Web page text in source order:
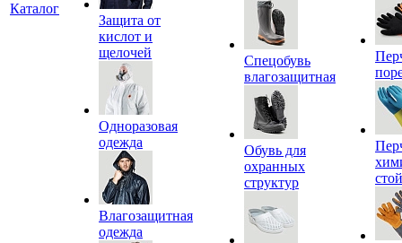
Каталог
Защита от
кислот и
щелочей
Одноразовая
одежда
Влагозащитная
одежда
Спецобувь
влагозащитная
Обувь для
охранных
структур